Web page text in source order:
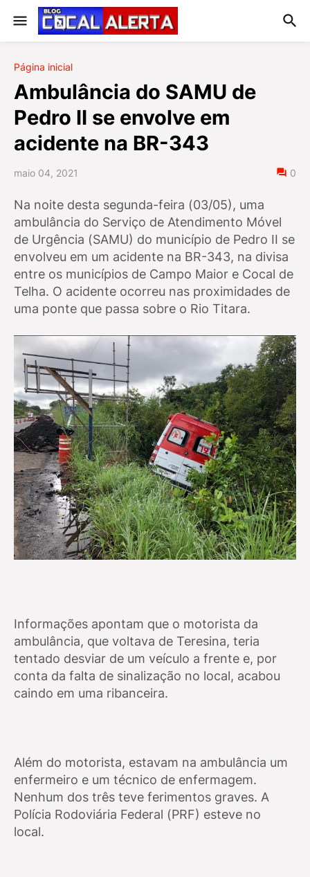
Página inicial
Ambulância do SAMU de
Pedro II se envolve em
acidente na BR-343
maio 04, 2021 0
Na noite desta segunda-feira (03/05), uma
ambulância do Serviço de Atendimento Móvel
de Urgência (SAMU) do município de Pedro II se
envolveu em um acidente na BR-343, na divisa
entre os municípios de Campo Maior e Cocal de
Telha. O acidente ocorreu nas proximidades de
uma ponte que passa sobre o Rio Titara.
Informações apontam que o motorista da
ambulância, que voltava de Teresina, teria
tentado desviar de um veículo a frente e, por
conta da falta de sinalização no local, acabou
caindo em uma ribanceira.
Além do motorista, estavam na ambulância um
enfermeiro e um técnico de enfermagem.
Nenhum dos três teve ferimentos graves. A
Polícia Rodoviária Federal (PRF) esteve no
local.